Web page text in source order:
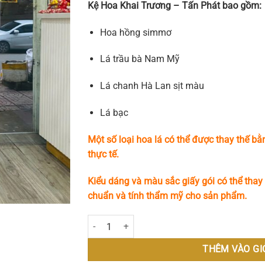
Kệ Hoa Khai Trương – Tấn Phát bao gồm:
Hoa hồng simmơ
Lá trầu bà Nam Mỹ
Lá chanh Hà Lan sịt màu
Lá bạc
Một số loại hoa lá có thể được thay thế
thực tế.
Kiểu dáng và màu sắc giấy gói có thể
chuẩn và tính thẩm mỹ cho sản phẩm.
Kệ Hoa Khai Trương – Tấn Phát số lượng
THÊM VÀO